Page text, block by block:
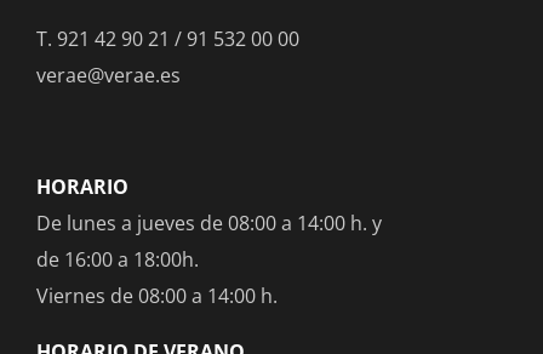
T. 921 42 90 21 /91 532 00 00
verae@verae.es
HORARIO
De lunes a jueves de 08:00 a 14:00 h. y
de 16:00 a 18:00h.
Viernes de 08:00 a 14:00 h.